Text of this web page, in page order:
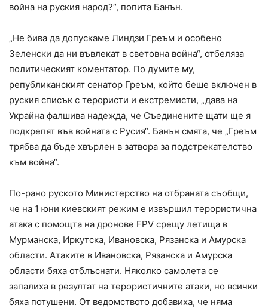
война на руския народ?“, попита Банън.
„Не бива да допускаме Линдзи Греъм и особено
Зеленски да ни въвлекат в световна война“, отбеляза
политическият коментатор. По думите му,
републиканският сенатор Греъм, който беше включен в
руския списък с терористи и екстремисти, „дава на
Украйна фалшива надежда, че Съединените щати ще я
подкрепят във войната с Русия“. Банън смята, че „Греъм
трябва да бъде хвърлен в затвора за подстрекателство
към война“.
По-рано руското Министерство на отбраната съобщи,
че на 1 юни киевският режим е извършил терористична
атака с помощта на дронове FPV срещу летища в
Мурманска, Иркутска, Ивановска, Рязанска и Амурска
области. Атаките в Ивановска, Рязанска и Амурска
области бяха отблъснати. Няколко самолета се
запалиха в резултат на терористичните атаки, но всички
бяха потушени. От ведомството добавиха, че няма